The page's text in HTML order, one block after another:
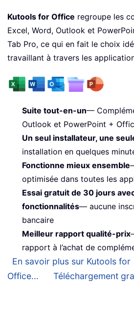
Kutools for Office regroupe les
Excel, Word, Outlook et
Tab Pro, ce qui en fait le choix
travaillant à travers les
Suite tout-en-un—
Outlook et PowerPoint +
Un seul installateur, une
installation en quelques
Fonctionne mieux ensemble
optimisée dans toutes les
Essai gratuit de 30 jours
fonctionnalités— aucune
bancaire
Meilleur rapport qualité-prix
rapport à l’achat de
En savoir plus sur Kutools for
Office...
Téléchargement